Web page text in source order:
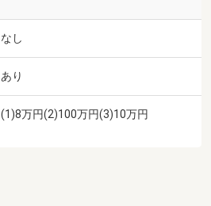
なし
あり
(1)8万円(2)100万円(3)10万円